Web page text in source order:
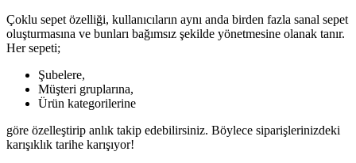
Çoklu sepet özelliği, kullanıcıların aynı anda birden fazla sanal sepet
oluşturmasına ve bunları bağımsız şekilde yönetmesine olanak tanır.
Her sepeti;
Şubelere,
Müşteri gruplarına,
Ürün kategorilerine
göre özelleştirip anlık takip edebilirsiniz. Böylece siparişlerinizdeki
karışıklık tarihe karışıyor!